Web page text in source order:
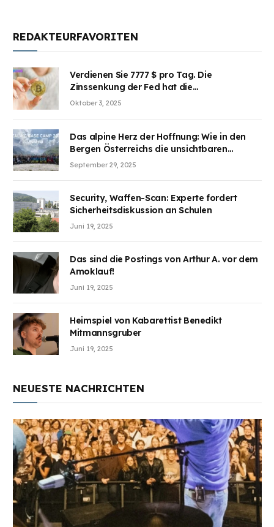
REDAKTEURFAVORITEN
Verdienen Sie 7777 $ pro Tag. Die
Zinssenkung der Fed hat die
Aufmerksamkeit des Marktes erregt.
Oktober 3, 2025
Das alpine Herz der Hoffnung: Wie in den
Bergen Österreichs die unsichtbaren
Wunden des Kriegesheilen
September 29, 2025
Security, Waffen-Scan: Experte fordert
Sicherheitsdiskussion an Schulen
Juni 19, 2025
Das sind die Postings von Arthur A. vor dem
Amoklauf!
Juni 19, 2025
Heimspiel von Kabarettist Benedikt
Mitmannsgruber
Juni 19, 2025
NEUESTE NACHRICHTEN